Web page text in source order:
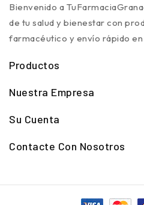
Bienvenido a
de tu salud y bienestar con
farmacéutico y envío rápido en
Productos
Nuestra Empresa
Su Cuenta
Contacte Con Nosotros